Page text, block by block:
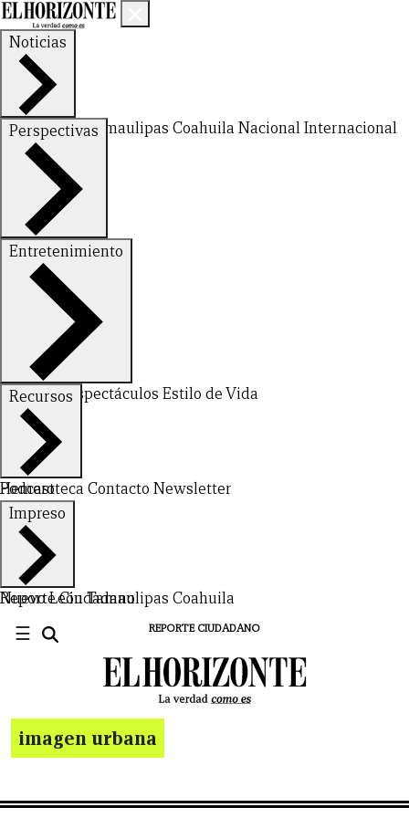
Noticias
Nuevo LeónTamaulipas Coahuila NacionalInternacional
Perspectivas
FinanzasOpinión
Entretenimiento
DeportesEspectáculos Estilo de Vida
Recursos
Hemeroteca Contacto Newsletter
Podcast
Impreso
Nuevo LeónTamaulipas Coahuila
Reporte Ciudadano
☰ REPORTE CIUDADANO
imagen urbana